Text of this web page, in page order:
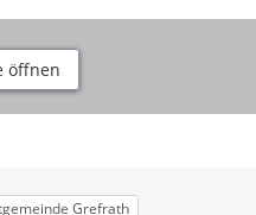
öffnen
Grefrath